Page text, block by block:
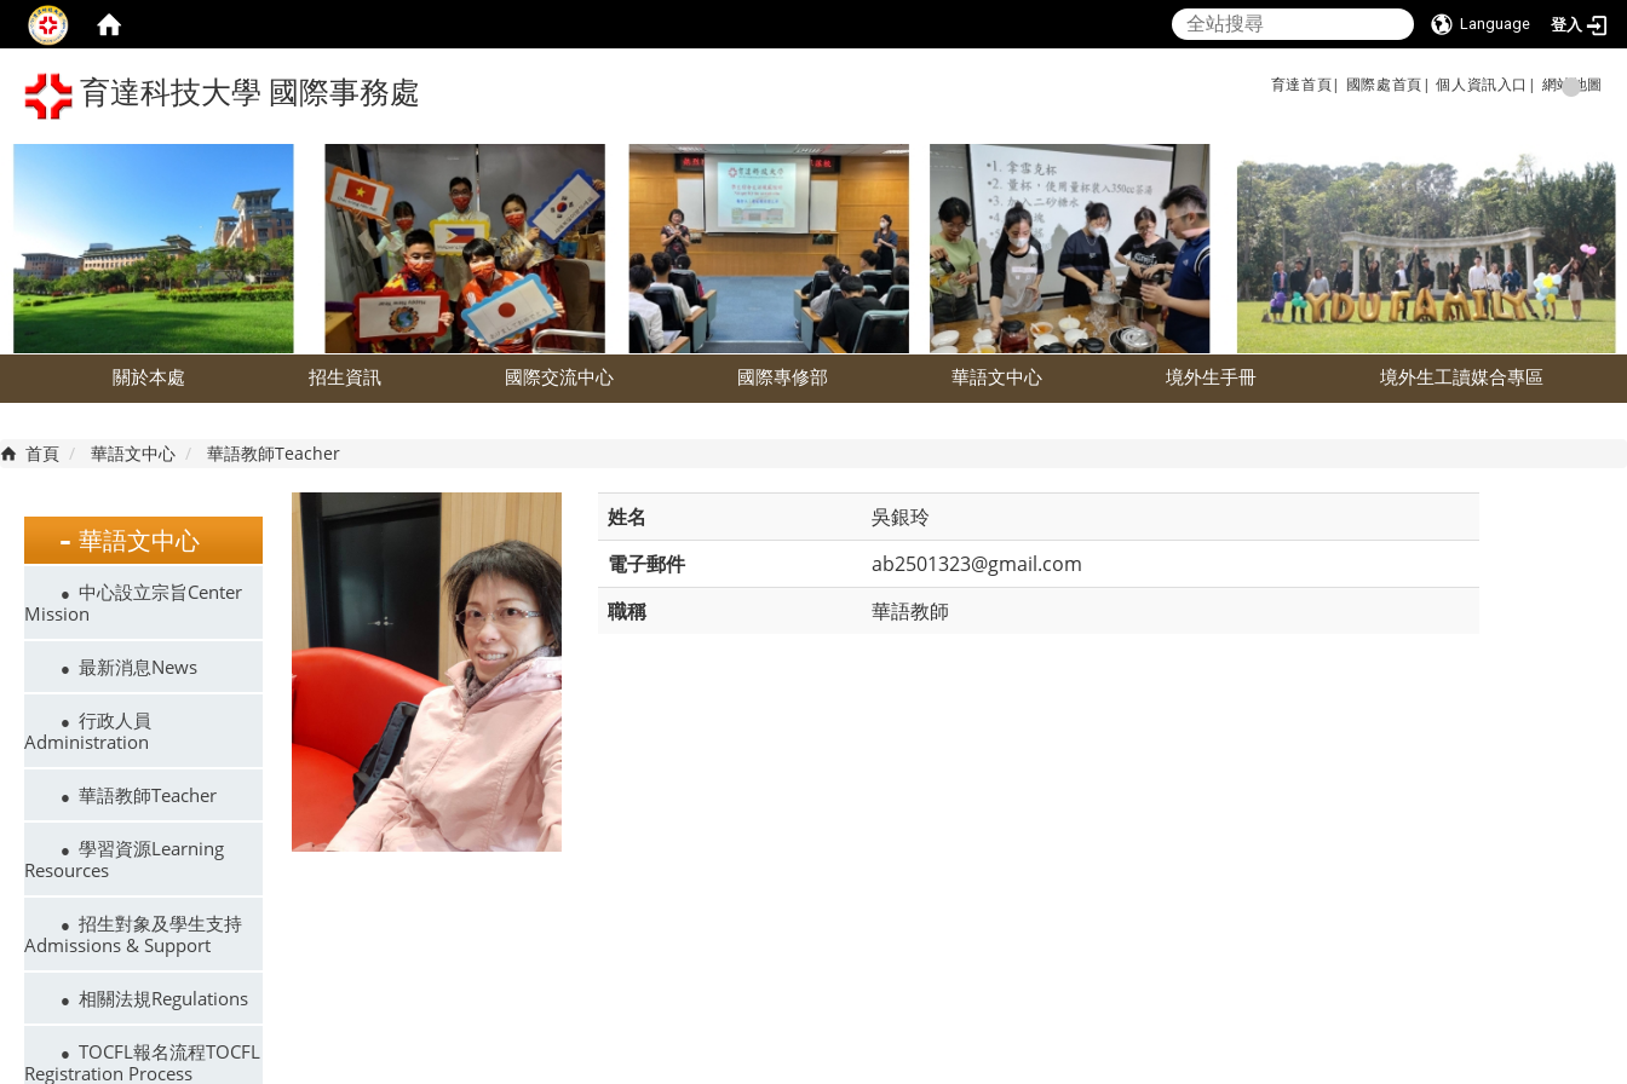
Language 登入
育達科技大學 國際事務處 育達首頁| 國際處首頁| 個人資訊入口| 網站地圖
關於本處 招生資訊 國際交流中心 國際專修部 華語文中心 境外生手冊 境外生工讀媒合專區
首頁 華語文中心 華語教師Teacher
華語文中心
中心設立宗旨Center
Mission
最新消息News
行政人員
Administration
華語教師Teacher
學習資源Learning
Resources
招生對象及學生支持
Admissions & Support
相關法規Regulations
TOCFL報名流程TOCFL
Registration Process
姓名
吳銀玲
電子郵件
ab2501323@gmail.com
職稱
華語教師